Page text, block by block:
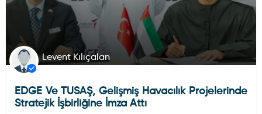
Levent Kılıçalan
EDGE Ve TUSAŞ, Gelişmiş Havacılık Projelerinde
Stratejik İşbirliğine İmza Attı